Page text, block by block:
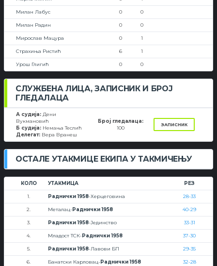
Милан Лабус 0 0
Милан Радин 0 0
Мирослав Мацура 0 1
Страхиња Ристић 6 1
Урош Глигић 0 0
СЛУЖБЕНА ЛИЦА, ЗАПИСНИК И БРОЈ
ГЛЕДАЛАЦА
А судија: Дени
Вукмановић
Б судија: Немања Теслић
Делегат: Вера Вранеш
Број гледалаца:
100
ЗАПИСНИК
ОСТАЛЕ УТАКМИЦЕ ЕКИПА У ТАКМИЧЕЊУ
КОЛО УТАКМИЦА РЕЗ
1. Раднички 1958-Херцеговина 28-33
2. Металац-Раднички 1958 40-29
3. Раднички 1958-Јединство 33-31
4. Младост ТСК-Раднички 1958 37-30
5. Раднички 1958-Лавови БП 29-35
6. Банатски Карловац-Раднички 1958 32-28